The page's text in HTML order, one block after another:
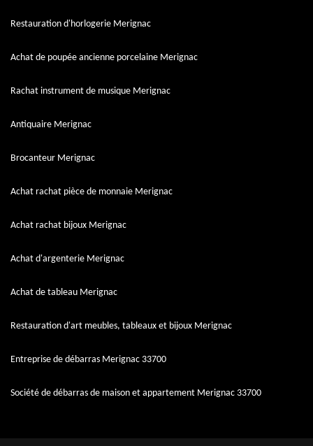
Restauration d'horlogerie Merignac
Achat de poupée ancienne porcelaine Merignac
Rachat instrument de musique Merignac
Antiquaire Merignac
Brocanteur Merignac
Achat rachat pièce de monnaie Merignac
Achat rachat bijoux Merignac
Achat d'argenterie Merignac
Achat de tableau Merignac
Restauration d'art meubles, tableaux et bijoux Merignac
Entreprise de débarras Merignac 33700
Société de débarras de maison et appartement Merignac 33700